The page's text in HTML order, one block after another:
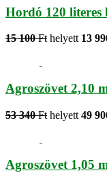
Hordó 120 literes
15 100 Ft helyett 13
Agroszövet 2,10
53 340 Ft helyett 49
Agroszövet 1,05